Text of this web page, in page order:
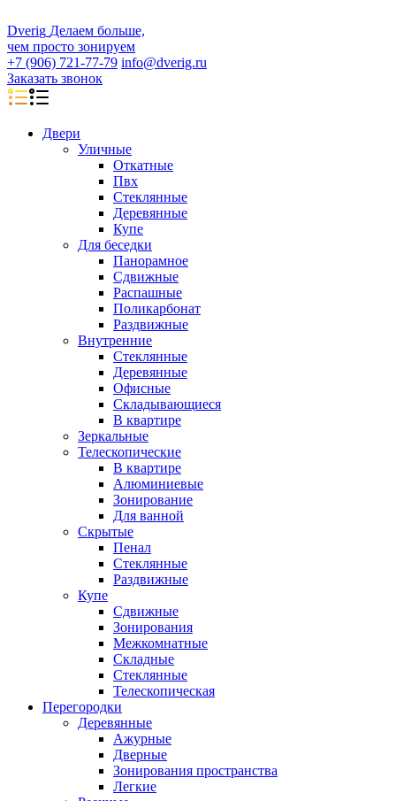
Dverig Делаем больше,
чем просто зонируем
+7 (906) 721-77-79 info@dverig.ru
Заказать звонок
Двери
Уличные
Откатные
Пвх
Стеклянные
Деревянные
Купе
Для беседки
Панорамное
Сдвижные
Распашные
Поликарбонат
Раздвижные
Внутренние
Стеклянные
Деревянные
Офисные
Складывающиеся
В квартире
Зеркальные
Телескопические
В квартире
Алюминиевые
Зонирование
Для ванной
Скрытые
Пенал
Стеклянные
Раздвижные
Купе
Сдвижные
Зонирования
Межкомнатные
Складные
Стеклянные
Телескопическая
Перегородки
Деревянные
Ажурные
Дверные
Зонирования пространства
Легкие